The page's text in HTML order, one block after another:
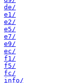
de/
e1/
e2/
e5/
e7/
e9/
ec/
f1/
f5/
fc/
info/